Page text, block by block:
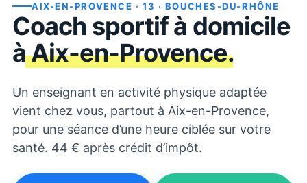
AIX-EN-PROVENCE · 13 · BOUCHES-DU-RHÔNE
Coach sportif à domicile
àAix-en-Provence.
Un enseignant en activité physique adaptée
vient chez vous, partout à Aix-en-Provence,
pour une séance d’une heure ciblée sur votre
santé. 44 € après crédit d’impôt.